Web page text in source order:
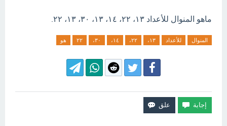
ماهو المنوال للأعداد ١٣، ٢٢، ١٤، ١٣، ٣٠، ١٣، ٢٢.
المنوال للأعداد ١٣، ٢٢، ١٤، ٣٠، ٢٢ هو